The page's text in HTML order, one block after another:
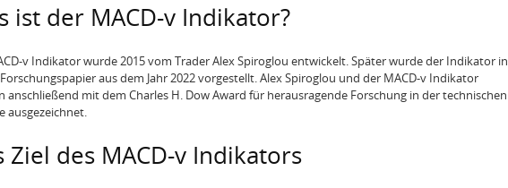
ist der MACD-v Indikator?
v Indikator wurde 2015 vom Trader Alex Spiroglou entwickelt. Später wurde der Indikator in
aus dem Jahr 2022 vorgestellt. Alex Spiroglou und der MACD-v Indikator
anschließend mit dem Charles H. Dow Award für herausragende Forschung in der technischen
ausgezeichnet.
Ziel des MACD-v Indikators